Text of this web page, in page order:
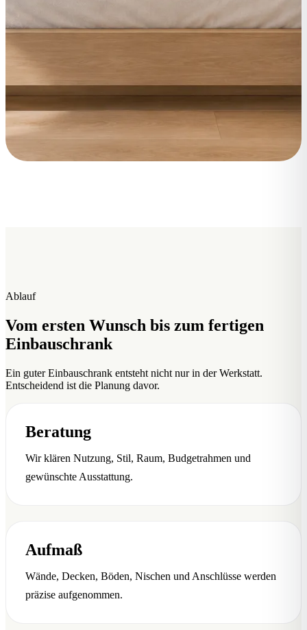
Ablauf
Vom ersten Wunsch bis zum fertigen
Einbauschrank
Ein guter Einbauschrank entsteht nicht nur in der Werkstatt.
Entscheidend ist die Planung davor.
Beratung
Wir klären Nutzung, Stil, Raum, Budgetrahmen und
gewünschte Ausstattung.
Aufmaß
Wände, Decken, Böden, Nischen und Anschlüsse werden
präzise aufgenommen.